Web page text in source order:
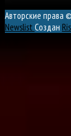
Авторские права
Newslist Создан